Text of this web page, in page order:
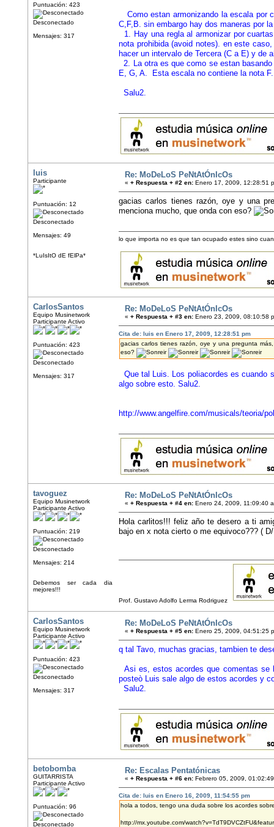
Puntuación: 423
Desconectado
Mensajes: 317
Como estan armonizando la escala por
C,F,B. sin embargo hay dos maneras por
1. Hay una regla al armonizar por
nota prohibida (avoid notes). en este
hacer un intervalo de Tercera (C a E) y de
2. La otra es que como se estan
E, G, A. Esta escala no contiene la nota F.
Salu2.
luis
Participante
Puntuación: 12
Desconectado
Mensajes: 49
*LuIsItO dE fElPa*
Re: MoDeLoS PeNtAtÓnIcOs
« + Respuesta + #2 en: Enero 17, 2009, 12:28:51
gacias carlos tienes razón, oye y una
menciona mucho, que onda con eso?
lo que importa no es que tan ocupado estes sino
CarlosSantos
Equipo Musinetwork
Participante Activo
Puntuación: 423
Desconectado
Mensajes: 317
Re: MoDeLoS PeNtAtÓnIcOs
« + Respuesta + #3 en: Enero 23, 2009, 08:10:58
Cita de: luis en Enero 17, 2009, 12:28:51 pm
gacias carlos tienes razón, oye y una pregunta
eso?
Que tal Luis. Los poliacordes es cuando
algo sobre esto. Salu2.
http://www.angelfire.com/musicals/teoria/
tavoguez
Equipo Musinetwork
Participante Activo
Puntuación: 219
Desconectado
Mensajes: 214
Debemos ser cada dia
mejores!!!
Re: MoDeLoS PeNtAtÓnIcOs
« + Respuesta + #4 en: Enero 24, 2009, 11:09:40
Hola carlitos!!! feliz año te desero a ti
bajo en x nota cierto o me equivoco??? (
Prof. Gustavo Adolfo Lerma Rodriguez
CarlosSantos
Equipo Musinetwork
Participante Activo
Puntuación: 423
Desconectado
Mensajes: 317
Re: MoDeLoS PeNtAtÓnIcOs
« + Respuesta + #5 en: Enero 25, 2009, 04:51:25
q tal Tavo, muchas gracias, tambien te
Asi es, estos acordes que comentas se
posteò Luis sale algo de estos acordes y
Salu2.
betobomba
GUITARRISTA
Participante Activo
Puntuación: 96
Desconectado
Re: Escalas Pentatónicas
« + Respuesta + #6 en: Febrero 05, 2009,
Cita de: luis en Enero 16, 2009, 11:54:55 pm
hola a todos, tengo una duda sobre los acordes
http://mx.youtube.com/